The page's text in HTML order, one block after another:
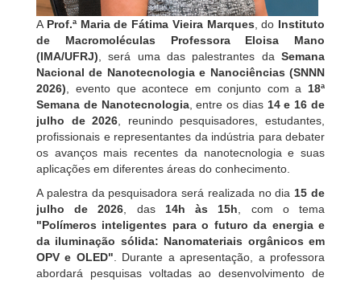
A Prof.ª Maria de Fátima Vieira Marques, do Instituto
de Macromoléculas Professora Eloisa Mano
(IMA/UFRJ), será uma das palestrantes da Semana
Nacional de Nanotecnologia e Nanociências (SNNN
2026), evento que acontece em conjunto com a 18ª
Semana de Nanotecnologia, entre os dias 14 e 16 de
julho de 2026, reunindo pesquisadores, estudantes,
profissionais e representantes da indústria para debater
os avanços mais recentes da nanotecnologia e suas
aplicações em diferentes áreas do conhecimento.
A palestra da pesquisadora será realizada no dia15 de
julho de 2026, das 14h às 15h, com o tema
"Polímeros inteligentes para o futuro da energia e
da iluminação sólida: Nanomateriais orgânicos em
OPV e OLED". Durante a apresentação, a professora
abordará pesquisas voltadas ao desenvolvimento de